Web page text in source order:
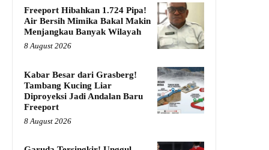
Freeport Hibahkan 1.724 Pipa!
Air Bersih Mimika Bakal Makin
Menjangkau Banyak Wilayah
8 August 2026
Kabar Besar dari Grasberg!
Tambang Kucing Liar
Diproyeksi Jadi Andalan Baru
Freeport
8 August 2026